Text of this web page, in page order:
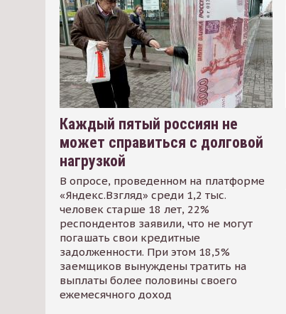
Каждый пятый россиян не
может справиться с долговой
нагрузкой
В опросе, проведенном на платформе
«Яндекс.Взгляд» среди 1,2 тыс.
человек старше 18 лет, 22%
респондентов заявили, что не могут
погашать свои кредитные
задолженности. При этом 18,5%
заемщиков вынуждены тратить на
выплаты более половины своего
ежемесячного доход